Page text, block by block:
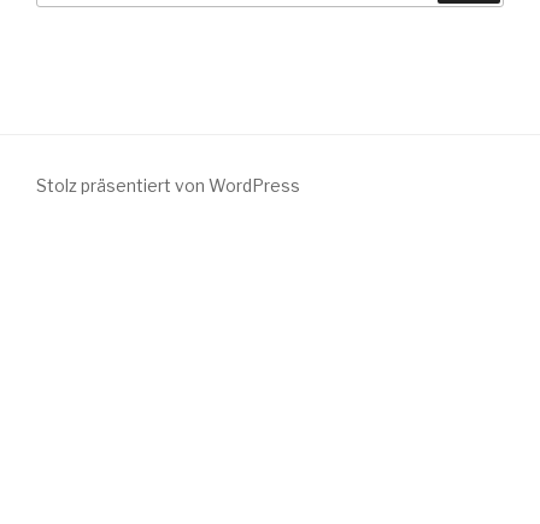
Stolz präsentiert von WordPress